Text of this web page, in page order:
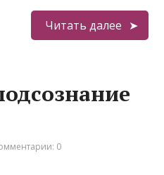
Читать далее
0